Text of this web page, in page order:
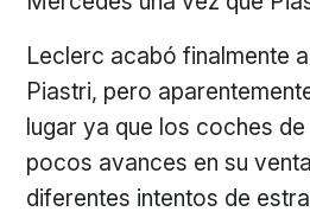
Leclerc acabó finalmente
Piastri, pero
lugar ya que los coches
pocos avances en su
diferentes intentos de